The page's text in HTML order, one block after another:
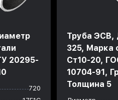
20295-
720
Труба ЭСВ,
325, Марка
Ст10-20,
10704-91,
Толщина 5